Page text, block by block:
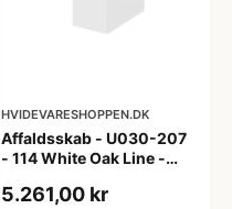
HVIDEVARESHOPPEN.DK
Affaldsskab - U030-207
- 114 White Oak Line -
5.261,00 kr